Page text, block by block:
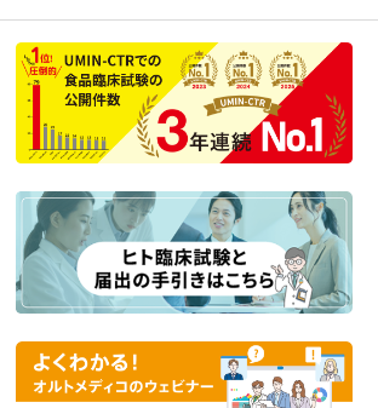
験の参加者募集および管理
加者への条件確認、連絡
加者への謝礼の支払い
のお問い合わせ・ご要望への対応
調査
分析、新規サービスの検討や提案（データを
ように配慮いたします）
提携する企業、施設、団体等 に所属する方か
上を含む)、開催イベント、その他当社所定の
について
管理 (メールマガジン配信、対象者の抽出
ご要望への対応